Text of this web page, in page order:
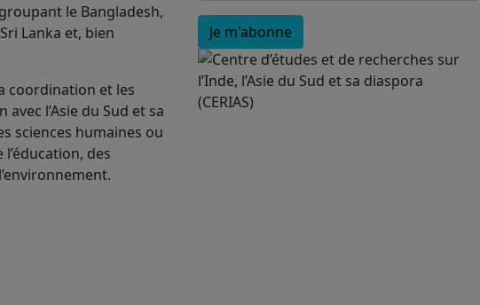
le Bangladesh,
Lanka et, bien
coordination et les
l’Asie du Sud et sa
sciences humaines ou
des